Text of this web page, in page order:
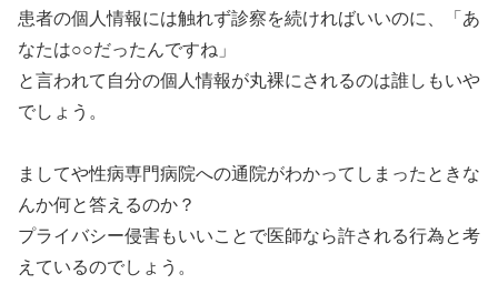
患者の個人情報には触れず診察を続ければいいのに、「あ
なたは○○だったんですね」
と言われて自分の個人情報が丸裸にされるのは誰しもいや
でしょう。
ましてや性病専門病院への通院がわかってしまったときな
んか何と答えるのか？
プライバシー侵害もいいことで医師なら許される行為と考
えているのでしょう。